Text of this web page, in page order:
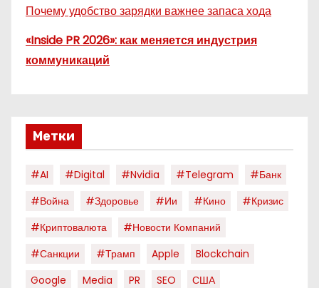
Почему удобство зарядки важнее запаса хода
«Inside PR 2026»: как меняется индустрия
коммуникаций
Метки
#AI #digital #nvidia #telegram
#банк
#война
#здоровье #ии #кино
#кризис
#криптовалюта
#новости Компаний
#санкции
#трамп Apple
Blockchain
Google
Media PR SEO
США